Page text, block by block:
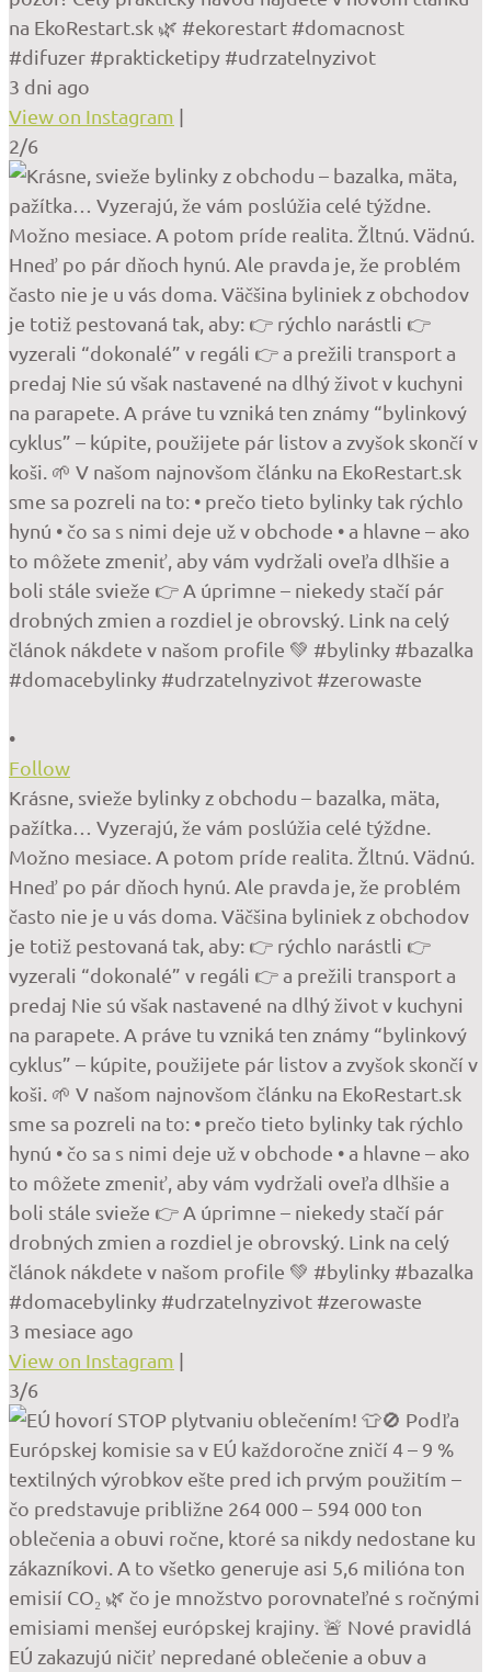
na EkoRestart.sk 🌿 #ekorestart #domacnost
#difuzer #prakticketipy #udrzatelnyzivot
3 dni ago
View on Instagram |
2/6
•
Follow
Krásne, svieže bylinky z obchodu – bazalka, mäta,
pažítka… Vyzerajú, že vám poslúžia celé týždne.
Možno mesiace. A potom príde realita. Žltnú. Vädnú.
Hneď po pár dňoch hynú. Ale pravda je, že problém
často nie je u vás doma. Väčšina byliniek z obchodov
je totiž pestovaná tak, aby: 👉 rýchlo narástli 👉
vyzerali “dokonalé” v regáli 👉 a prežili transport a
predaj Nie sú však nastavené na dlhý život v kuchyni
na parapete. A práve tu vzniká ten známy “bylinkový
cyklus” – kúpite, použijete pár listov a zvyšok skončí v
koši. 🌱 V našom najnovšom článku na EkoRestart.sk
sme sa pozreli na to: • prečo tieto bylinky tak rýchlo
hynú • čo sa s nimi deje už v obchode • a hlavne – ako
to môžete zmeniť, aby vám vydržali oveľa dlhšie a
boli stále svieže 👉 A úprimne – niekedy stačí pár
drobných zmien a rozdiel je obrovský. Link na celý
článok nákdete v našom profile 💚 #bylinky #bazalka
#domacebylinky #udrzatelnyzivot #zerowaste
3 mesiace ago
View on Instagram |
3/6